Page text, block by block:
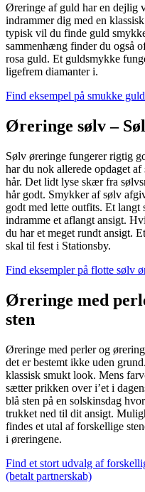
Øreringe af guld har en dejlig
indrammer dig med en
typisk vil du finde guld
sammenhæng finder du også
rosa guld. Et guldsmykke
ligefrem diamanter i.
Find eksempel på smukke
Øreringe sølv –
Sølv øreringe fungerer rigtig
har du nok allerede opdaget
hår. Det lidt lyse skær fra
hår godt. Smykker af sølv
godt med lette outfits. Et
indramme et aflangt ansigt.
du har et meget rundt ansigt.
skal til fest i Stationsby.
Find eksempler på flotte sølv
Øreringe med
sten
Øreringe med perler og
det er bestemt ikke uden
klassisk smukt look. Mens
sætter prikken over i’et i
blå sten på en solskinsdag
trukket ned til dit ansigt.
findes et utal af forskellige
i øreringene.
Find et stort udvalg af
(betalt partnerskab)